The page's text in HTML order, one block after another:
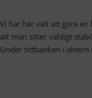
Vi har här valt att göra
att man sitter väldigt
Under sittbänken i